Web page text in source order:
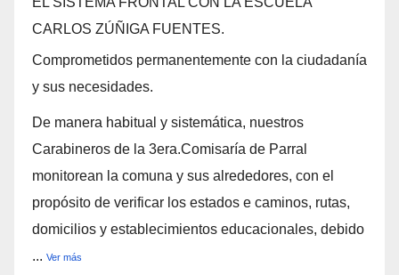
CARLOS ZÚÑIGA FUENTES.
Comprometidos permanentemente con la ciudadanía
y sus necesidades.
De manera habitual y sistemática, nuestros
Carabineros de la 3era.Comisaría de Parral
monitorean la comuna y sus alrededores, con el
propósito de verificar los estados e caminos, rutas,
domicilios y establecimientos educacionales, debido
... Ver más